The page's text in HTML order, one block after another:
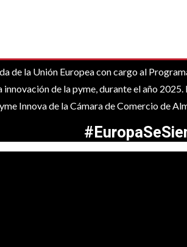
la Unión Europea con cargo al
de la pyme, durante el año
Innova de la Cámara de Comercio de